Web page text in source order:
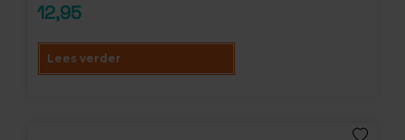
gebaseerd
12,95
Lees verder